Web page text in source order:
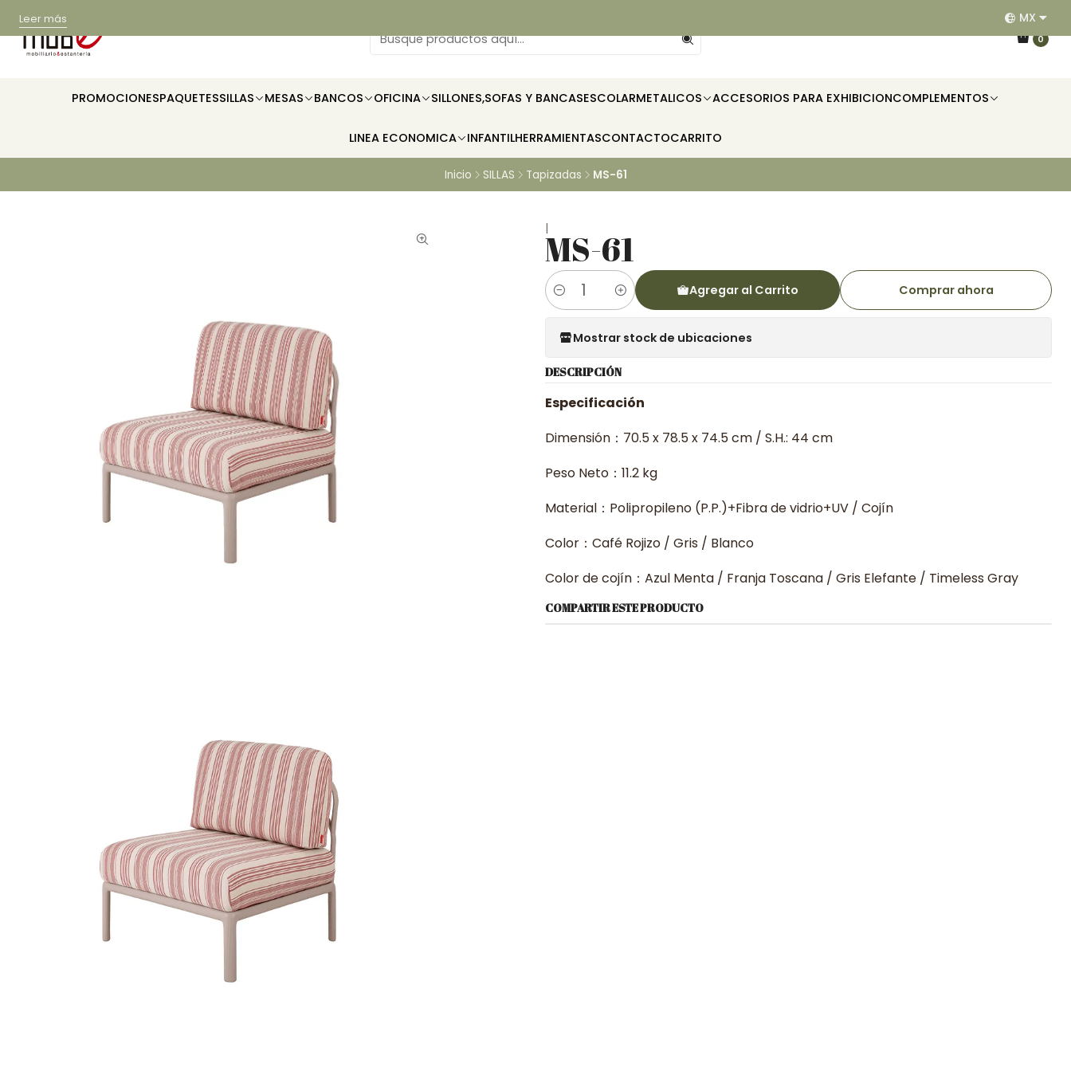
0
PROMOCIONESPAQUETESSILLAS MESAS BANCOS OFICINA SILLONES,SOFAS Y BANCASESCOLARMETALICOS ACCESORIOS PARA EXHIBICIONCOMPLEMENTOS
LINEA ECONOMICA INFANTILHERRAMIENTASCONTACTOCARRITO
Leer más EQUIPAMOS RESTAURANTES, HOTELES, OFICINAS E
MX
Inicio SILLAS Tapizadas MS-61
|MS-61
Cantidad
Agregar al Carrito Comprar ahora
Mostrar stock de ubicaciones
DESCRIPCIÓN
Especificación
Dimensión：70.5 x 78.5 x 74.5 cm / S.H.: 44 cm
Peso Neto：11.2 kg
Material：Polipropileno (P.P.)+Fibra de vidrio+UV / Cojín
Color：Café Rojizo / Gris / Blanco
Color de cojín：Azul Menta / Franja Toscana / Gris Elefante / Timeless Gray
COMPARTIR ESTE PRODUCTO